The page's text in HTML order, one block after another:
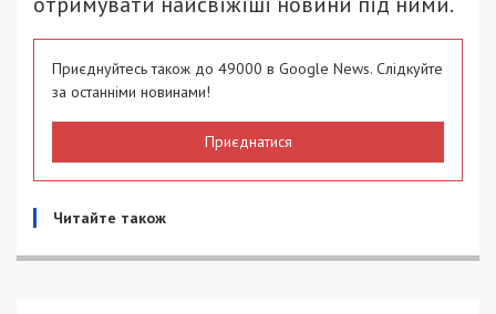
Приєднуйтесь також до 49000 в Google News. Слідкуйте
за останніми новинами!
Приєднатися
Читайте також